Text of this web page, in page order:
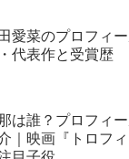
愛菜のプロフィ
代表作と受賞歴
は誰？プロフィ
｜映画『トロフ